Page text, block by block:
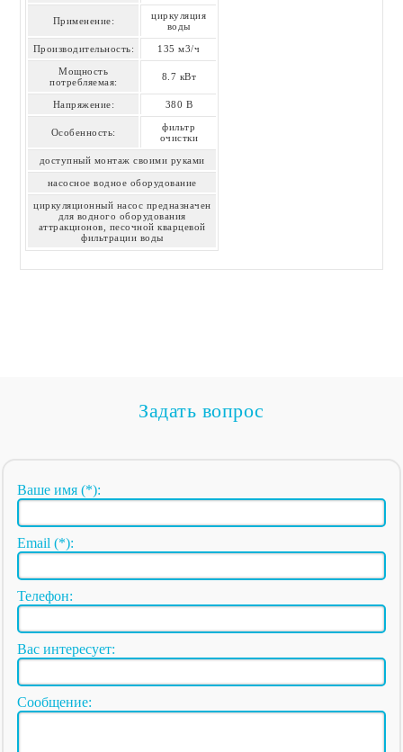
Применение:
циркуляция
воды
Производительность: 135 м3/ч
Мощность
потребляемая:
8.7 кВт
Напряжение: 380 В
Особенность:
фильтр
очистки
доступный монтаж своими руками
насосное водное оборудование
циркуляционный насос предназначен
для водного оборудования
аттракционов, песочной кварцевой
фильтрации воды
Задать вопрос
Ваше имя (*):
Email (*):
Телефон:
Вас интересует:
Сообщение: